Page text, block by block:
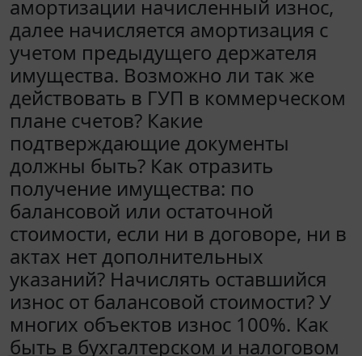
амортизации начисленный износ,
далее начисляется амортизация с
учетом предыдущего держателя
имущества. Возможно ли так же
действовать в ГУП в коммерческом
плане счетов? Какие
подтверждающие документы
должны быть? Как отразить
получение имущества: по
балансовой или остаточной
стоимости, если ни в договоре, ни в
актах нет дополнительных
указаний? Начислять оставшийся
износ от балансовой стоимости? У
многих объектов износ 100%. Как
быть в бухгалтерском и налоговом